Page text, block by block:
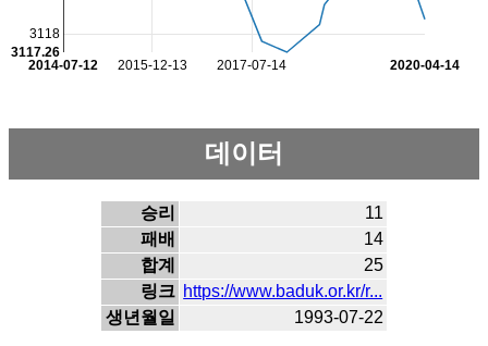
2015-12-13 2017-07-14
2014-07-12 2020-04-14
3118
3117.26
데이터
승리
11
패배
14
합계
25
링크 https://www.baduk.or.kr/r...
생년월일
1993-07-22